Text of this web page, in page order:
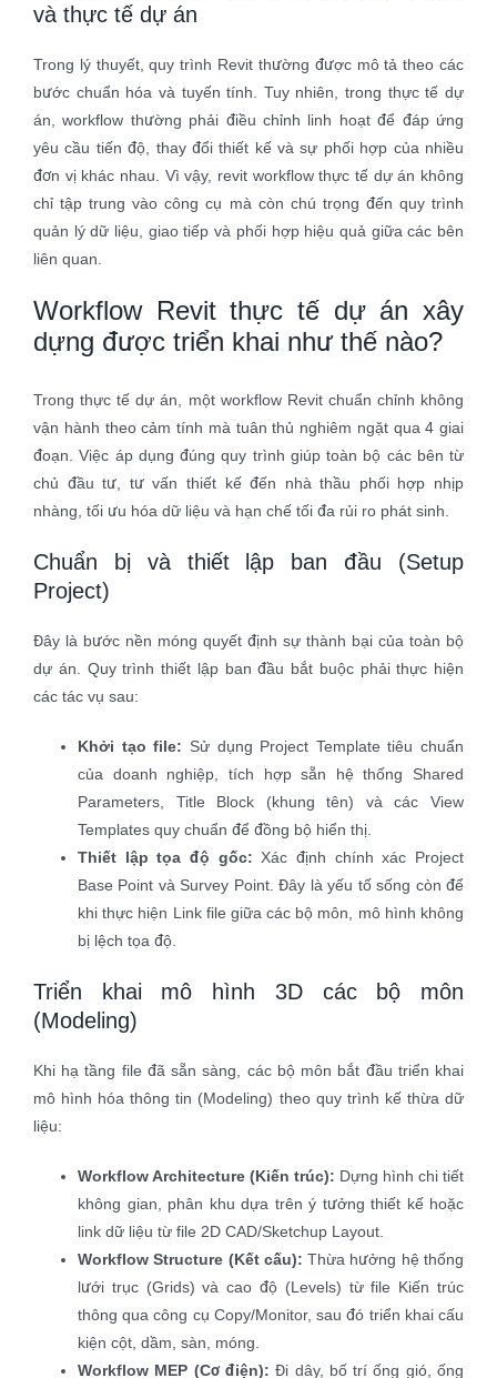
và thực tế dự án
Trong lý thuyết, quy trình Revit thường được mô tả theo các
bước chuẩn hóa và tuyến tính. Tuy nhiên, trong thực tế dự
án, workflow thường phải điều chỉnh linh hoạt để đáp ứng
yêu cầu tiến độ, thay đổi thiết kế và sự phối hợp của nhiều
đơn vị khác nhau. Vì vậy, revit workflow thực tế dự án không
chỉ tập trung vào công cụ mà còn chú trọng đến quy trình
quản lý dữ liệu, giao tiếp và phối hợp hiệu quả giữa các bên
liên quan.
Workflow Revit thực tế dự án xây
dựng được triển khai như thế nào?
Trong thực tế dự án, một workflow Revit chuẩn chỉnh không
vận hành theo cảm tính mà tuân thủ nghiêm ngặt qua 4 giai
đoạn. Việc áp dụng đúng quy trình giúp toàn bộ các bên từ
chủ đầu tư, tư vấn thiết kế đến nhà thầu phối hợp nhịp
nhàng, tối ưu hóa dữ liệu và hạn chế tối đa rủi ro phát sinh.
Chuẩn bị và thiết lập ban đầu (Setup
Project)
Đây là bước nền móng quyết định sự thành bại của toàn bộ
dự án. Quy trình thiết lập ban đầu bắt buộc phải thực hiện
các tác vụ sau:
Khởi tạo file: Sử dụng Project Template tiêu chuẩn
của doanh nghiệp, tích hợp sẵn hệ thống Shared
Parameters, Title Block (khung tên) và các View
Templates quy chuẩn để đồng bộ hiển thị.
Thiết lập tọa độ gốc: Xác định chính xác Project
Base Point và Survey Point. Đây là yếu tố sống còn để
khi thực hiện Link file giữa các bộ môn, mô hình không
bị lệch tọa độ.
Triển khai mô hình 3D các bộ môn
(Modeling)
Khi hạ tầng file đã sẵn sàng, các bộ môn bắt đầu triển khai
mô hình hóa thông tin (Modeling) theo quy trình kế thừa dữ
liệu:
Workflow Architecture (Kiến trúc): Dựng hình chi tiết
không gian, phân khu dựa trên ý tưởng thiết kế hoặc
link dữ liệu từ file 2D CAD/Sketchup Layout.
Workflow Structure (Kết cấu): Thừa hưởng hệ thống
lưới trục (Grids) và cao độ (Levels) từ file Kiến trúc
thông qua công cụ Copy/Monitor, sau đó triển khai cấu
kiện cột, dầm, sàn, móng.
Workflow MEP (Cơ điện): Đi dây, bố trí ống gió, ống